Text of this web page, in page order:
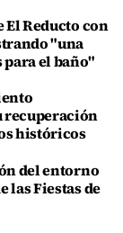
El Reducto con
"una
para el baño"
recuperación
históricos
del entorno
las Fiestas de